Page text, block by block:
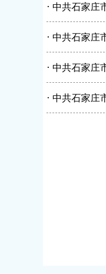
· 中共石家庄
· 中共石家庄
· 中共石家庄
· 中共石家庄